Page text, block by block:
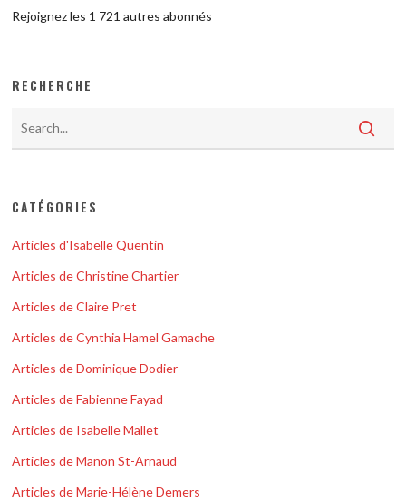
Rejoignez les 1 721 autres abonnés
RECHERCHE
CATÉGORIES
Articles d'Isabelle Quentin
Articles de Christine Chartier
Articles de Claire Pret
Articles de Cynthia Hamel Gamache
Articles de Dominique Dodier
Articles de Fabienne Fayad
Articles de Isabelle Mallet
Articles de Manon St-Arnaud
Articles de Marie-Hélène Demers